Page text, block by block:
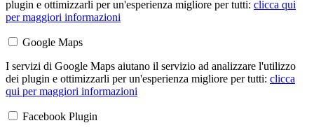
plugin e ottimizzarli per un'esperienza migliore per tutti: clicca qui
per maggiori informazioni
Google Maps
I servizi di Google Maps aiutano il servizio ad analizzare l'utilizzo
dei plugin e ottimizzarli per un'esperienza migliore per tutti: clicca
qui per maggiori informazioni
Facebook Plugin